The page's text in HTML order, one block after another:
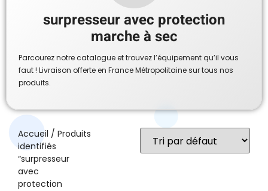
surpresseur avec protection
marche à sec
Parcourez notre catalogue et trouvez l’équipement qu’il vous
faut ! Livraison offerte en France Métropolitaine sur tous nos
produits.
Accueil / Produits
identifiés
“surpresseur
avec
protection